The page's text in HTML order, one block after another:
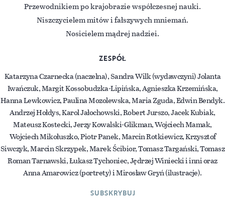
Przewodnikiem po krajobrazie współczesnej nauki.
Niszczycielem mitów i fałszywych mniemań.
Nosicielem mądrej nadziei.
ZESPÓŁ
Katarzyna Czarnecka (naczelna), Sandra Wilk (wydawczyni) Jolanta
Iwańczuk, Margit Kossobudzka-Lipińska, Agnieszka Krzemińska,
Hanna Lewkowicz, Paulina Mozolewska, Maria Zguda, Edwin Bendyk.
Andrzej Hołdys, Karol Jałochowski, Robert Jurszo, Jacek Kubiak,
Mateusz Kostecki, Jerzy Kowalski-Glikman, Wojciech Mamak,
Wojciech Mikołuszko, Piotr Panek, Marcin Rotkiewicz, Krzysztof
Siwczyk, Marcin Skrzypek, Marek Ścibior, Tomasz Targański, Tomasz
Roman Tarnawski, Łukasz Tychoniec, Jędrzej Winiecki i inni oraz
Anna Amarowicz (portrety) i Mirosław Gryń (ilustracje).
SUBSKRYBUJ